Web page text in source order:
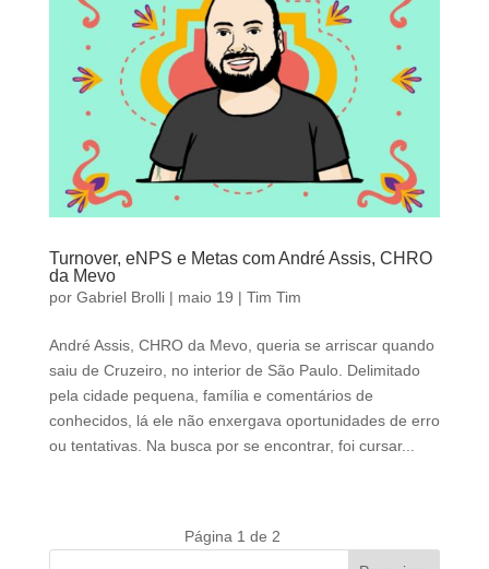
Turnover, eNPS e Metas com André Assis, CHRO
da Mevo
por Gabriel Brolli| maio 19 | Tim Tim
André Assis, CHRO da Mevo, queria se arriscar quando
saiu de Cruzeiro, no interior de São Paulo. Delimitado
pela cidade pequena, família e comentários de
conhecidos, lá ele não enxergava oportunidades de erro
ou tentativas. Na busca por se encontrar, foi cursar...
Página 1 de 2